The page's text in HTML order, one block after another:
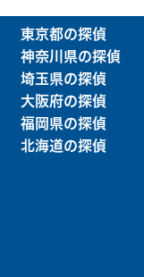
東京都の探偵
神奈川県の探偵
埼玉県の探偵
大阪府の探偵
福岡県の探偵
北海道の探偵